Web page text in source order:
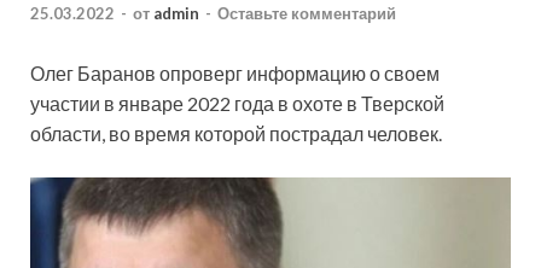
25.03.2022 - от admin - Оставьте комментарий
Олег Баранов опроверг информацию о своем
участии в январе 2022 года в охоте в Тверской
области, во время которой пострадал человек.